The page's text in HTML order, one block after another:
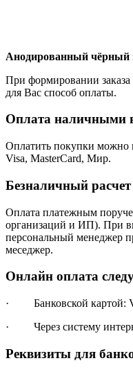
Анодированный чёрный
При формировании
для Вас способ оплаты.
Оплата наличными
Оплатить покупки можно
Visa, MasterCard, Мир.
Безналичный
Оплата платежным
организаций и ИП). При
персональный менеджер
меседжер.
Онлайн оплата
· Банковской картой:
· Через систему
Реквизиты для